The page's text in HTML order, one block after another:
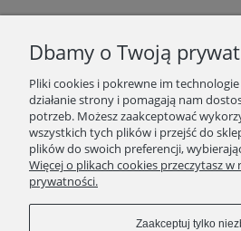
MOJE KONTO
PŁATNOŚCI I DOSTAWA
Dbamy o Twoją
Pliki cookies i pokrewne im
działanie strony i pomagają nam
potrzeb. Możesz zaakceptować
wszystkich tych plików i przejść do
plików do swoich preferencji,
Więcej o plikach cookies przeczytasz w
prywatności.
Zaakceptuj tylko